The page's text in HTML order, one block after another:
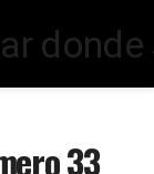
33